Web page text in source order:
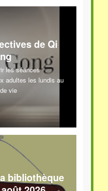
de Qi
les séances
adultes les lundis au
vie
bibliothèque